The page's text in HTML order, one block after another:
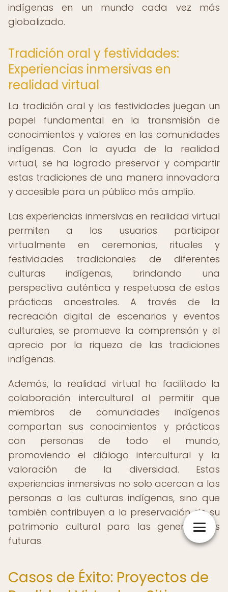
indígenas en un mundo cada vez más
globalizado.
Tradición oral y festividades:
Experiencias inmersivas en
realidad virtual
La tradición oral y las festividades juegan un
papel fundamental en la transmisión de
conocimientos y valores en las comunidades
indígenas. Con la ayuda de la realidad
virtual, se ha logrado preservar y compartir
estas tradiciones de una manera innovadora
y accesible para un público más amplio.
Las experiencias inmersivas en realidad virtual
permiten a los usuarios participar
virtualmente en ceremonias, rituales y
festividades tradicionales de diferentes
culturas indígenas, brindando una
perspectiva auténtica y respetuosa de estas
prácticas ancestrales. A través de la
recreación digital de escenarios y eventos
culturales, se promueve la comprensión y el
aprecio por la riqueza de las tradiciones
indígenas.
Además, la realidad virtual ha facilitado la
colaboración intercultural al permitir que
miembros de comunidades indígenas
compartan sus conocimientos y prácticas
con personas de todo el mundo,
promoviendo el diálogo intercultural y la
valoración de la diversidad. Estas
experiencias inmersivas no solo acercan a las
personas a las culturas indígenas, sino que
también contribuyen a la preservación de su
patrimonio cultural para las generaciones
futuras.
Casos de Éxito: Proyectos de